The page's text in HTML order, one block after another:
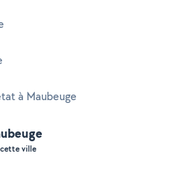
à Maubeuge
ville